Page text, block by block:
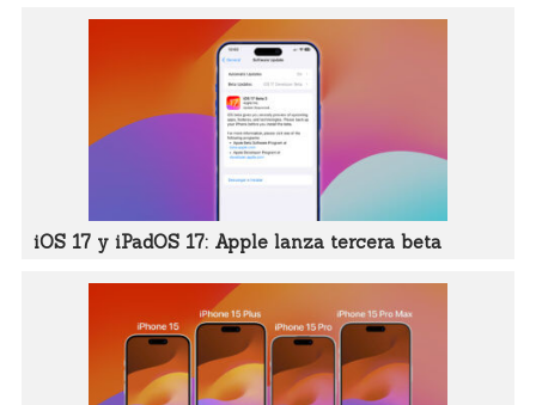
iOS 17 y iPadOS 17: Apple lanza tercera beta